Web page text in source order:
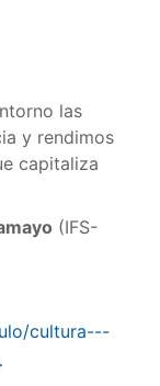
las
y rendimos
capitaliza
(IFS-
cultura---